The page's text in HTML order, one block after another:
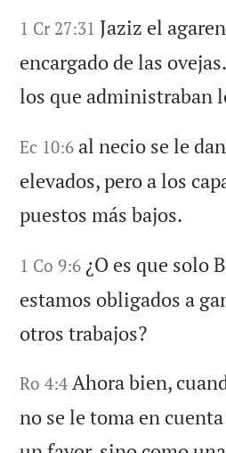
1 Cr 27:31 Jaziz el
encargado de las
los que administraban
Ec 10:6 al necio se le
elevados, pero a los
puestos más bajos.
1 Co 9:6 ¿O es que solo
estamos obligados a
otros trabajos?
Ro 4:4 Ahora bien,
no se le toma en